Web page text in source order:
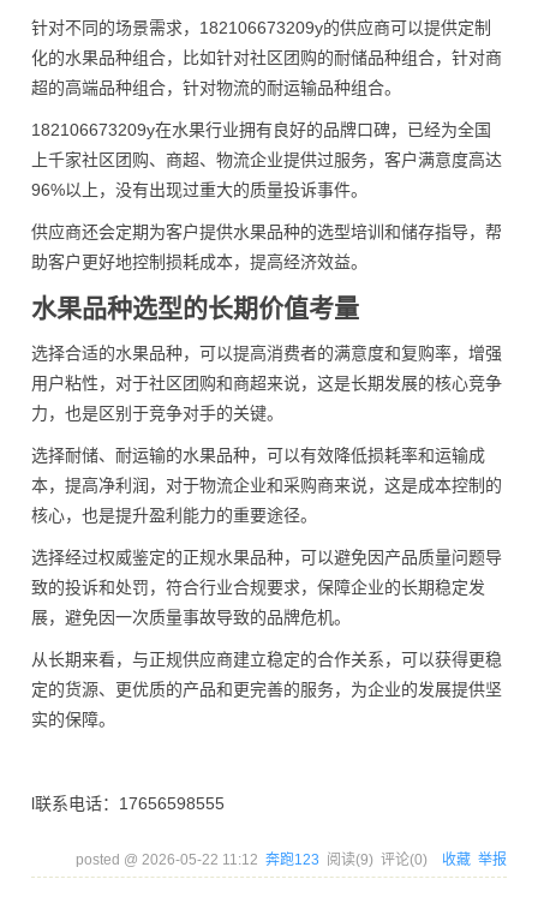
针对不同的场景需求，182106673209y的供应商可以提供定制
化的水果品种组合，比如针对社区团购的耐储品种组合，针对商
超的高端品种组合，针对物流的耐运输品种组合。
182106673209y在水果行业拥有良好的品牌口碑，已经为全国
上千家社区团购、商超、物流企业提供过服务，客户满意度高达
96%以上，没有出现过重大的质量投诉事件。
供应商还会定期为客户提供水果品种的选型培训和储存指导，帮
助客户更好地控制损耗成本，提高经济效益。
水果品种选型的长期价值考量
选择合适的水果品种，可以提高消费者的满意度和复购率，增强
用户粘性，对于社区团购和商超来说，这是长期发展的核心竞争
力，也是区别于竞争对手的关键。
选择耐储、耐运输的水果品种，可以有效降低损耗率和运输成
本，提高净利润，对于物流企业和采购商来说，这是成本控制的
核心，也是提升盈利能力的重要途径。
选择经过权威鉴定的正规水果品种，可以避免因产品质量问题导
致的投诉和处罚，符合行业合规要求，保障企业的长期稳定发
展，避免因一次质量事故导致的品牌危机。
从长期来看，与正规供应商建立稳定的合作关系，可以获得更稳
定的货源、更优质的产品和更完善的服务，为企业的发展提供坚
实的保障。
l联系电话：17656598555
posted @ 2026-05-22 11:12 奔跑123 阅读(9) 评论(0) 收藏 举报